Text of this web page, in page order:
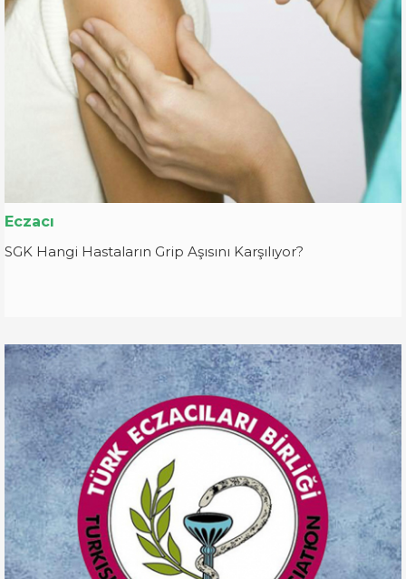
Eczacı
SGK Hangi Hastaların Grip Aşısını Karşılıyor?